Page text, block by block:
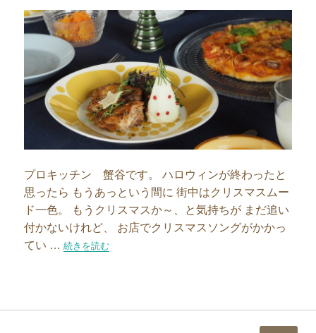
プロキッチン 蟹谷です。 ハロウィンが終わったと
思ったら もうあっという間に 街中はクリスマスムー
ド一色。 もうクリスマスか～、と気持ちが まだ追い
付かないけれど、 お店でクリスマスソングがかかっ
てい …“わたしの小さなクリスマス〜お料理編〜”の
続きを読む